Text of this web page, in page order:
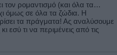
τον ρομαντισμό (και όλα τα…
όμως σε όλα τα ζώδια. Η
τα πράγματα! Ας αναλύσουμε
εσύ τι να περιμένεις από τις